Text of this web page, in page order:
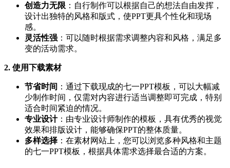
创造力无限 ：自行制作可以根据自己的想法自由发挥，
设计出独特的风格和版式，使PPT更具个性化和现场
感。
灵活性强 ：可以随时根据需求调整内容和风格，满足多
变的活动需求。
2. 使用下载素材
节省时间 ：通过下载现成的七一PPT模板，可以大幅减
少制作时间，仅需对内容进行适当调整即可完成，特别
适合时间紧迫的情况。
专业设计：由专业设计师制作的模板，具有优秀的视觉
效果和排版设计，能够确保PPT的整体质量。
多样选择 ：在素材网站上，您可以浏览多种风格和主题
的七一PPT模板，根据具体需求选择最合适的方案。